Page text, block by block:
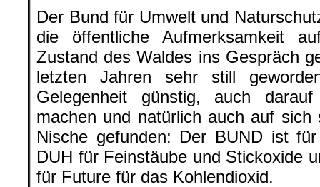
Der Bund für Umwelt und
die öffentliche Aufmerksamkeit
Zustand des Waldes ins Gespräch
letzten Jahren sehr still
Gelegenheit günstig, auch
machen und natürlich auch auf
Nische gefunden: Der BUND ist
DUH für Feinstäube und Stickoxide
für Future für das Kohlendioxid.